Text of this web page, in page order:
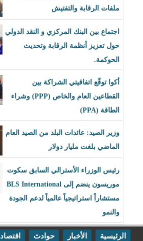
ملفات الرقابة والتفتيش
اجتماع بين البنك المركزي و النقد الدولي
حول تعزيز أنظمة الرقابة وتحديث
الحوكمة.
أكوا توقّع اتفاقيتي الشراكة بين
القطاعين العام والخاص (PPP) وشراء
الطاقة (PPA)
وزير الصيد: عائدات البلد من الصيد العام
الماضي بلغت مليار دولار
رئيس الوزراء الأسترالي السابق سكوت
موريسون ينضم إلى BLS International
مستشاراً استراتيجياً عالمياً لدعم الجودة
والنمو
الرئيسية الأخبار حوادث اقتصاد